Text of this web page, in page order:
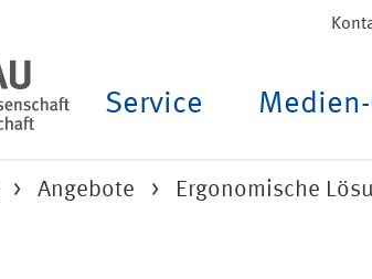
Service
Angebote Ergonomische